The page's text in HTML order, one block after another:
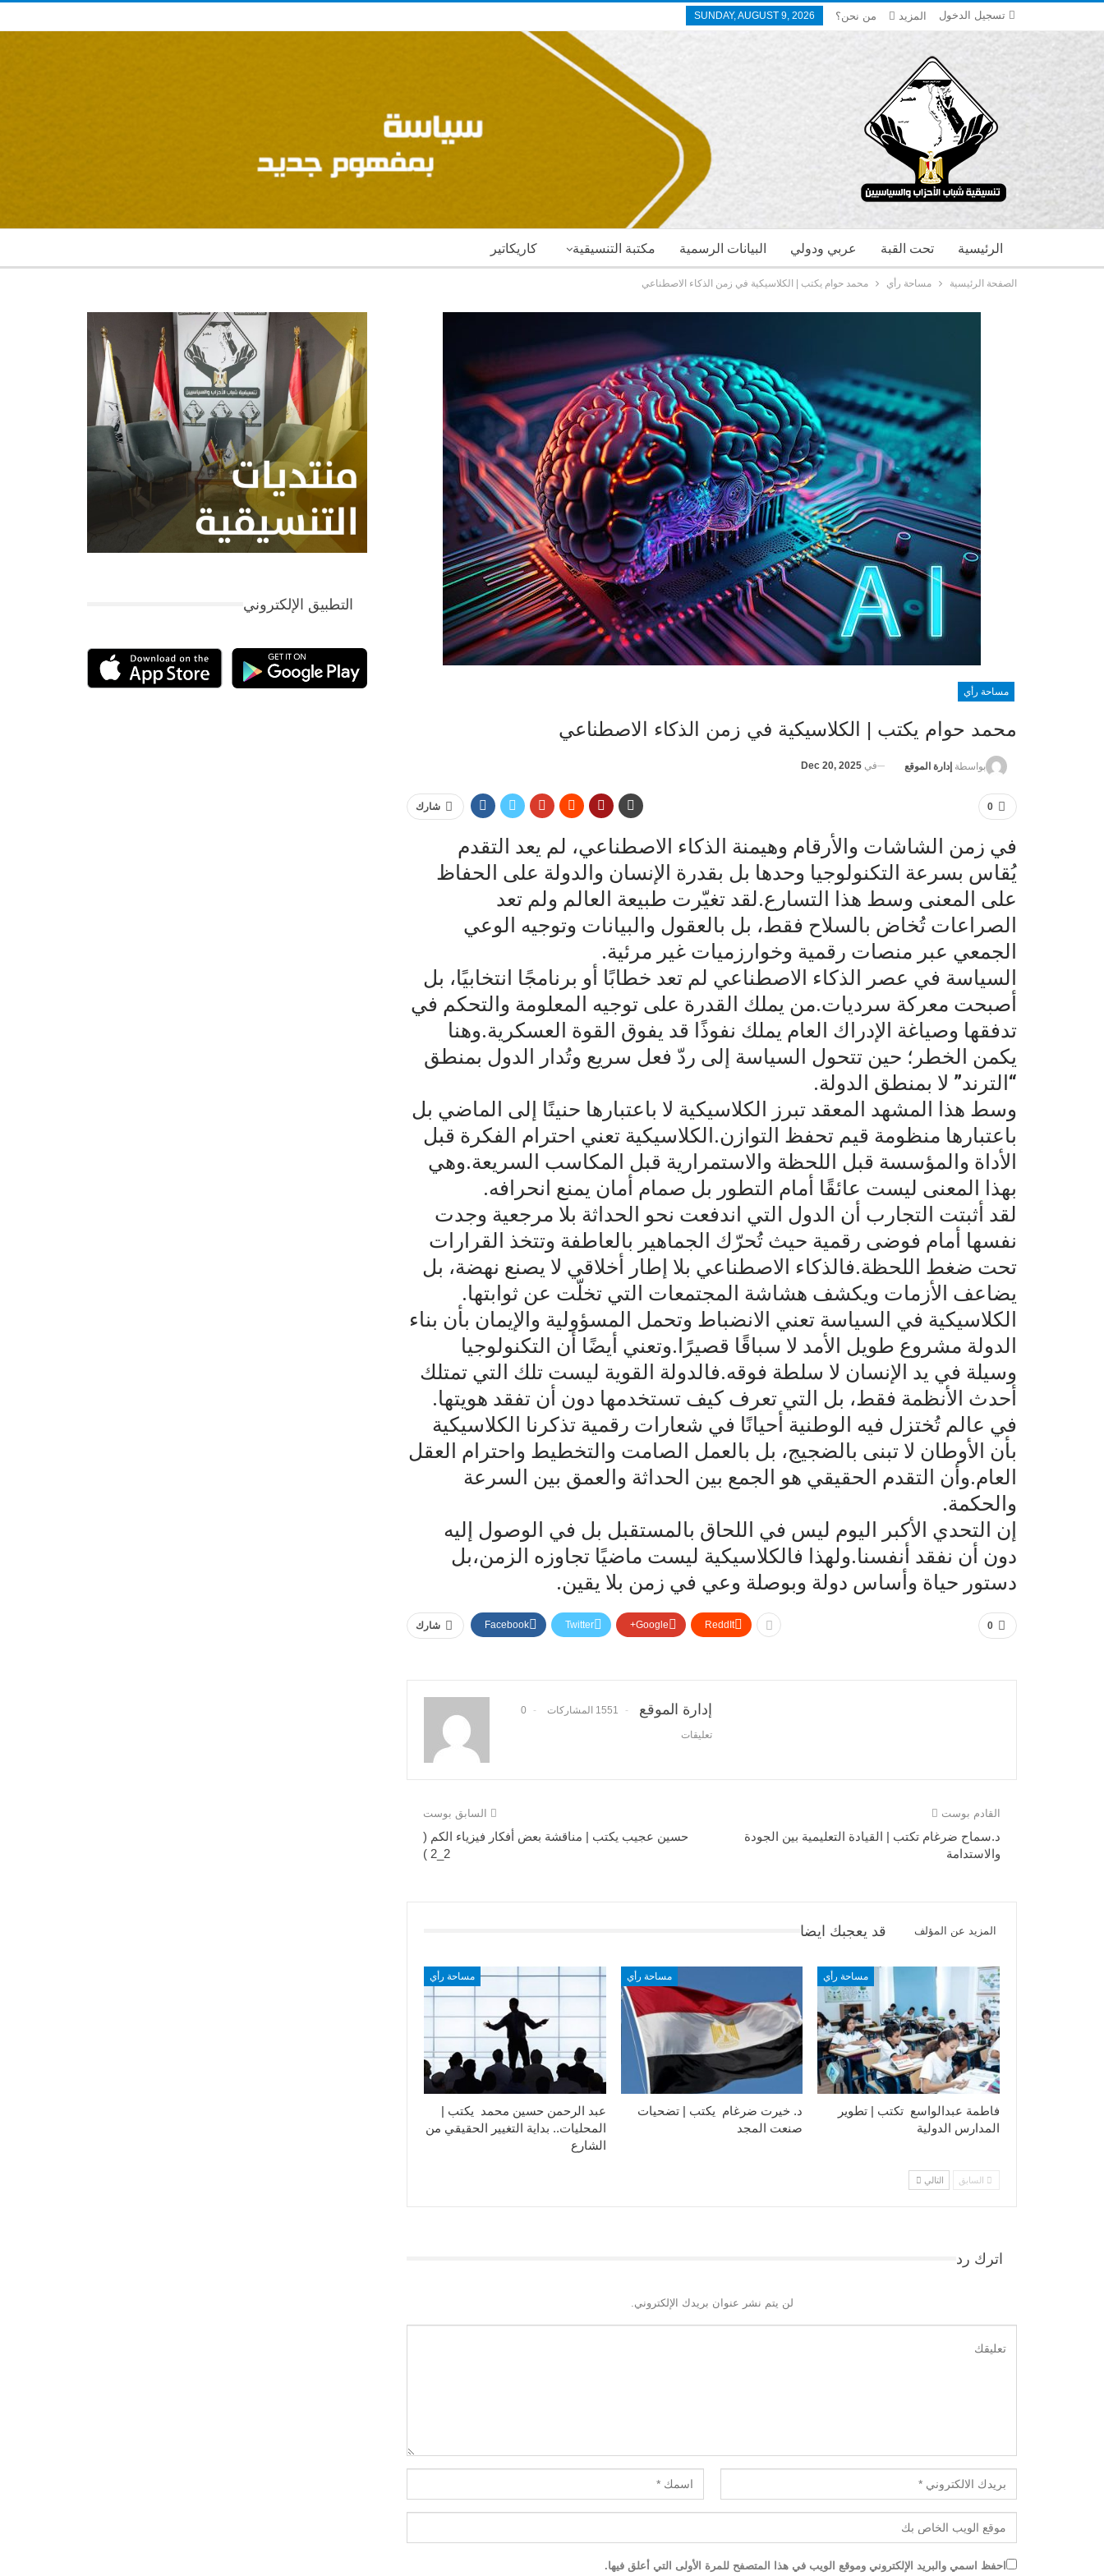
تسجيل الدخول SUNDAY, AUGUST 9, 2026 من نحن؟ المزيد
كاريكاتير مكتبة التنسيقية البيانات الرسمية عربي ودولي تحت القبة الرئيسية
الصفحة الرئيسية مساحة رأي محمد حوام يكتب | الكلاسيكية في زمن الذكاء الاصطناعي
مساحة رأي
محمد حوام يكتب | الكلاسيكية في زمن الذكاء الاصطناعي
بواسطة إدارة الموقع في Dec 20, 2025
0 شارك
في زمن الشاشات والأرقام وهيمنة الذكاء الاصطناعي، لم يعد التقدم
يُقاس بسرعة التكنولوجيا وحدها بل بقدرة الإنسان والدولة على الحفاظ
على المعنى وسط هذا التسارع.لقد تغيّرت طبيعة العالم ولم تعد
الصراعات تُخاض بالسلاح فقط، بل بالعقول والبيانات وتوجيه الوعي
الجمعي عبر منصات رقمية وخوارزميات غير مرئية.
السياسة في عصر الذكاء الاصطناعي لم تعد خطابًا أو برنامجًا انتخابيًا، بل
أصبحت معركة سرديات.من يملك القدرة على توجيه المعلومة والتحكم في
تدفقها وصياغة الإدراك العام يملك نفوذًا قد يفوق القوة العسكرية.وهنا
يكمن الخطر؛ حين تتحول السياسة إلى ردّ فعل سريع وتُدار الدول بمنطق
“الترند” لا بمنطق الدولة.
وسط هذا المشهد المعقد تبرز الكلاسيكية لا باعتبارها حنينًا إلى الماضي بل
باعتبارها منظومة قيم تحفظ التوازن.الكلاسيكية تعني احترام الفكرة قبل
الأداة والمؤسسة قبل اللحظة والاستمرارية قبل المكاسب السريعة.وهي
بهذا المعنى ليست عائقًا أمام التطور بل صمام أمان يمنع انحرافه.
لقد أثبتت التجارب أن الدول التي اندفعت نحو الحداثة بلا مرجعية وجدت
نفسها أمام فوضى رقمية حيث تُحرّك الجماهير بالعاطفة وتتخذ القرارات
تحت ضغط اللحظة.فالذكاء الاصطناعي بلا إطار أخلاقي لا يصنع نهضة، بل
يضاعف الأزمات ويكشف هشاشة المجتمعات التي تخلّت عن ثوابتها.
الكلاسيكية في السياسة تعني الانضباط وتحمل المسؤولية والإيمان بأن بناء
الدولة مشروع طويل الأمد لا سباقًا قصيرًا.وتعني أيضًا أن التكنولوجيا
وسيلة في يد الإنسان لا سلطة فوقه.فالدولة القوية ليست تلك التي تمتلك
أحدث الأنظمة فقط، بل التي تعرف كيف تستخدمها دون أن تفقد هويتها.
في عالم تُختزل فيه الوطنية أحيانًا في شعارات رقمية تذكرنا الكلاسيكية
بأن الأوطان لا تبنى بالضجيج، بل بالعمل الصامت والتخطيط واحترام العقل
العام.وأن التقدم الحقيقي هو الجمع بين الحداثة والعمق بين السرعة
والحكمة.
إن التحدي الأكبر اليوم ليس في اللحاق بالمستقبل بل في الوصول إليه
دون أن نفقد أنفسنا.ولهذا فالكلاسيكية ليست ماضيًا تجاوزه الزمن،بل
دستور حياة وأساس دولة وبوصلة وعي في زمن بلا يقين.
0 شارك Facebook Twitter Google+ ReddIt
إدارة الموقع 1551 المشاركات 0
تعليقات
السابق بوست
حسين عجيب يكتب | مناقشة بعض أفكار فيزياء الكم (
2_2 )
القادم بوست
د.سماح ضرغام تكتب | القيادة التعليمية بين الجودة
والاستدامة
قد يعجبك ايضا المزيد عن المؤلف
مساحة رأي
عبد الرحمن حسين محمد يكتب |
المحليات.. بداية التغيير الحقيقي من
الشارع
مساحة رأي
د. خيرت ضرغام يكتب | تضحيات
صنعت المجد
مساحة رأي
فاطمة عبدالواسع تكتب | تطوير
المدارس الدولية
السابق التالي
اترك رد
لن يتم نشر عنوان بريدك الإلكتروني.
احفظ اسمي والبريد الإلكتروني وموقع الويب في هذا المتصفح للمرة الأولى التي أعلق فيها.
التطبيق الإلكتروني